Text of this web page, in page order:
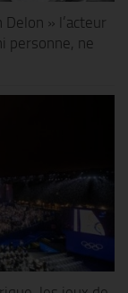
» l’acteur
personne, ne